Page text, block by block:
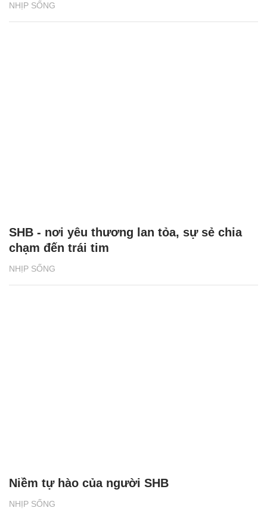
NHỊP SỐNG
NHỊP SỐNG
SHB - nơi yêu thương lan tỏa, sự sẻ chia
chạm đến trái tim
NHỊP SỐNG
Niềm tự hào của người SHB